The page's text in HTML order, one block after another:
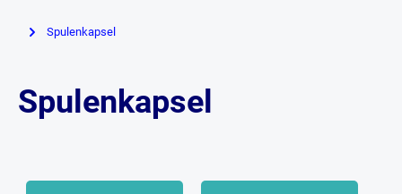
Spulenkapsel
Spulenkapsel